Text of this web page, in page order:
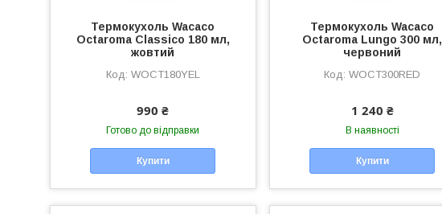
Термокухоль Wacaco
Octaroma Classico 180 мл,
жовтий
WOCT180YEL
990 ₴
Готово до відправки
Купити
Термокухоль Wacaco
Octaroma Lungo 300 мл,
червоний
WOCT300RED
1 240 ₴
В наявності
Купити